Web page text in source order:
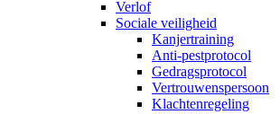
Verlof
Sociale veiligheid
Kanjertraining
Anti-pestprotocol
Gedragsprotocol
Vertrouwenspersoon
Klachtenregeling